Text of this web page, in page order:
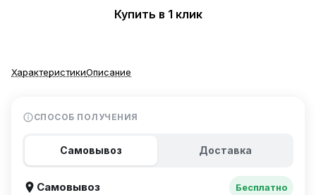
Купить в 1 клик
ХарактеристикиОписание
СПОСОБ ПОЛУЧЕНИЯ
Самовывоз Доставка
Самовывоз
Бесплатно